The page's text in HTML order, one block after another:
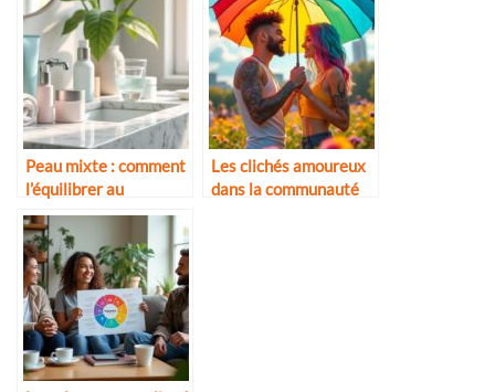
Peau mixte : comment
l’équilibrer au
quotidien
Les clichés amoureux
dans la communauté